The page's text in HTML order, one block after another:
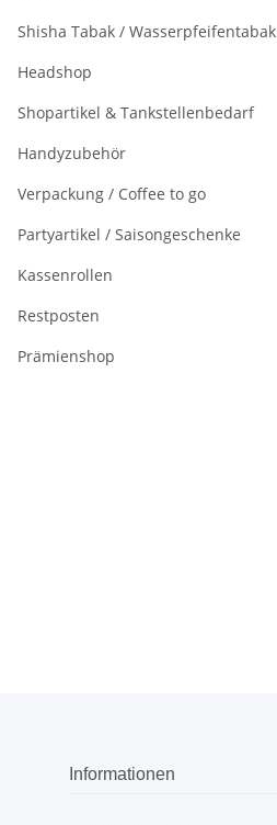
Shisha Tabak / Wasserpfeifentabak
Headshop
Shopartikel & Tankstellenbedarf
Handyzubehör
Verpackung / Coffee to go
Partyartikel / Saisongeschenke
Kassenrollen
Restposten
Prämienshop
Informationen